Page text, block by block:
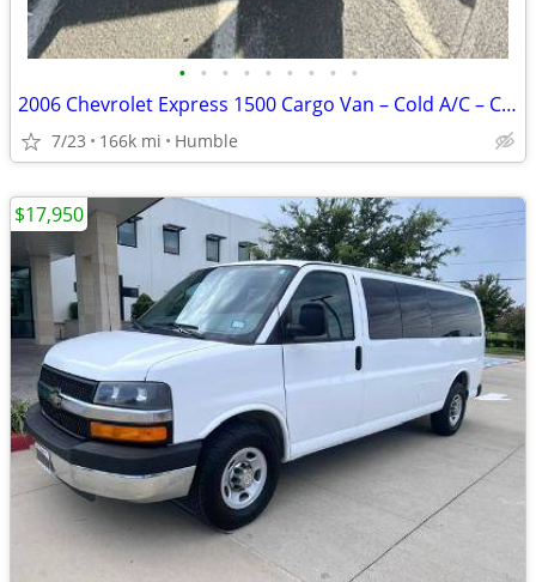
• • • • • • • • •
2006 Chevrolet Express 1500 Cargo Van – Cold A/C – Clean Title – 5,500 OBO
7/23 166k mi Humble
$17,950